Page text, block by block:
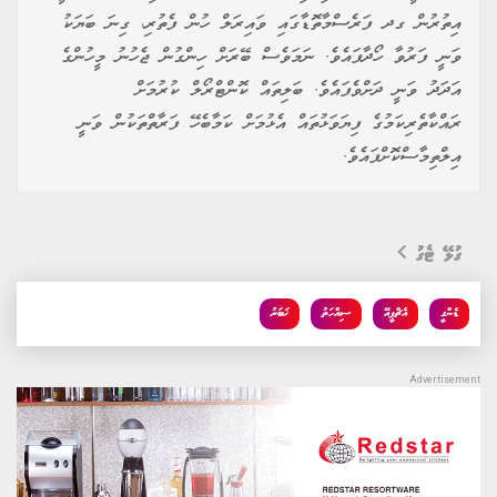
އިތުރުން ގދ ފަރެސްމާތޮޑާގައި ވައިރަލް ހުން ފެތުރި، ގިނަ ބަޔަކު
ވަނީ ފަރުވާ ހޯދާފައެވެ. ނަމަވެސް ބޭރަށް ހިންގުން ޖެހުނު މީހުންގެ
އަދަދު ވަނީ ދަށްވެފައެވެ. ބަލިތައް ކޮންޓްރޯލް ކުރުމަށް
ރައްކާތެރިކަމުގެ ފިޔަވަޅުތައް އެޅުމަށް ކަމާބެހޭ ފަރާތްތަކުން ވަނީ
އިލްތިމާސްކޮށްފައެވެ.
ގުޅޭ ޓެގު
ޚަބަރު ސިއްހަތު އެޗްޕީއޭ ޑެންގީ